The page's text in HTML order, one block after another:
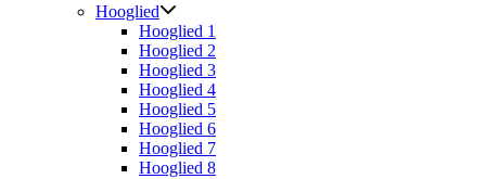
Hooglied
Hooglied 1
Hooglied 2
Hooglied 3
Hooglied 4
Hooglied 5
Hooglied 6
Hooglied 7
Hooglied 8